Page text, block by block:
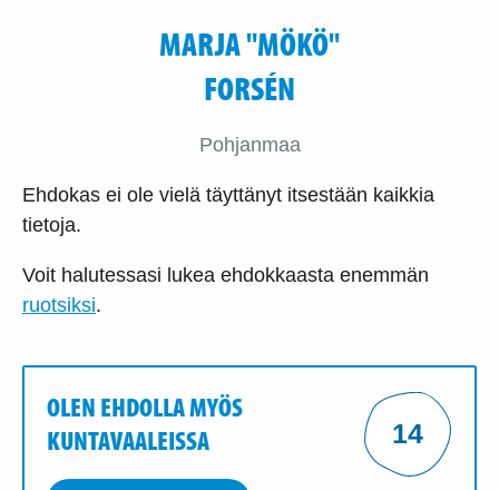
MARJA "MÖKÖ"
FORSÉN
Pohjanmaa
Ehdokas ei ole vielä täyttänyt itsestään kaikkia
tietoja.
Voit halutessasi lukea ehdokkaasta enemmän
ruotsiksi.
OLEN EHDOLLA MYÖS
KUNTAVAALEISSA
14